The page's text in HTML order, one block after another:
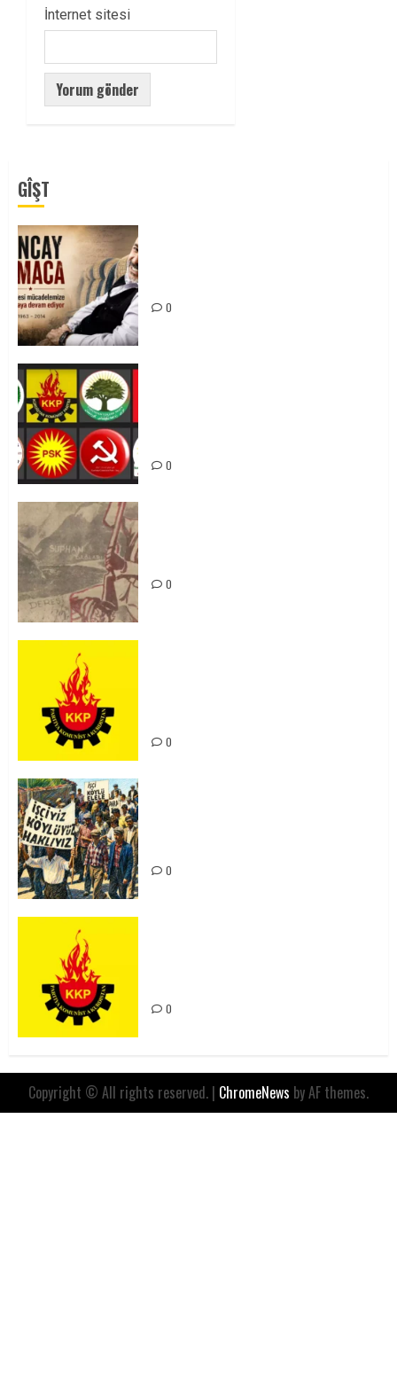
İnternet sitesi
GÎŞT
0
0
0
0
0
0
Copyright © All rights reserved. | ChromeNews by AF themes.